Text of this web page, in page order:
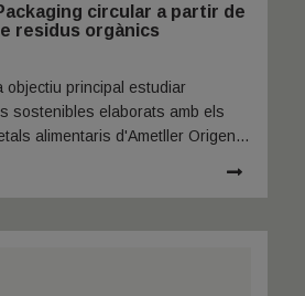
circular a partir de
residus orgànics
objectiu principal estudiar
sostenibles elaborats amb els
alimentaris d'Ametller Origen